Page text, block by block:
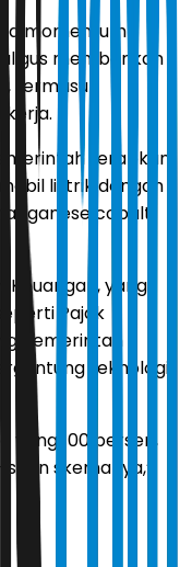
momentum
memberikan
termasuk
terapkan
listrik dengan
cobalt
Keuangan, yang
Pajak
Pemerintah
teknologi
yang 100 persen,
skemanya,”